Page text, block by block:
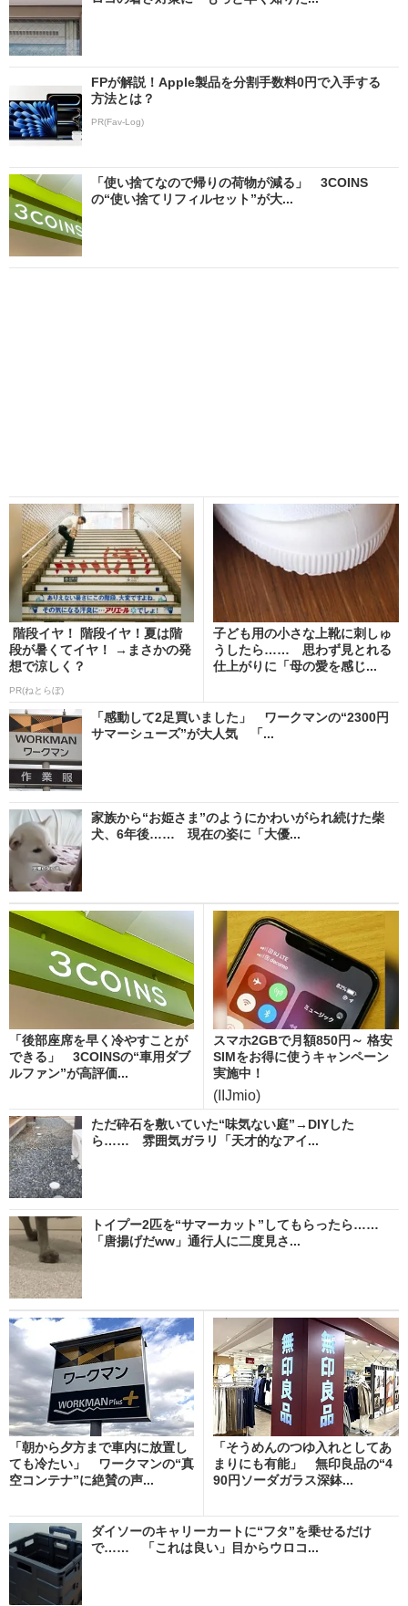
FPが解説！Apple製品を分割手数料0円で入手する
方法とは？
PR(Fav-Log)
「使い捨てなので帰りの荷物が減る」 3COINS
の“使い捨てリフィルセット”が大...
階段イヤ！ 階段イヤ！夏は階
段が暑くてイヤ！ →まさかの発
想で涼しく？
PR(ねとらぼ)
子ども用の小さな上靴に刺しゅ
うしたら…… 思わず見とれる
仕上がりに「母の愛を感じ...
「感動して2足買いました」 ワークマンの“2300円
サマーシューズ”が大人気 「...
家族から“お姫さま”のようにかわいがられ続けた柴
犬、6年後…… 現在の姿に「大優...
「後部座席を早く冷やすことが
できる」 3COINSの“車用ダブ
ルファン”が高評価...
スマホ2GBで月額850円～ 格安
SIMをお得に使うキャンペーン
実施中！
(IIJmio)
ただ砕石を敷いていた“味気ない庭”→DIYした
ら…… 雰囲気ガラリ「天才的なアイ...
トイプー2匹を“サマーカット”してもらったら……
「唐揚げだww」通行人に二度見さ...
「朝から夕方まで車内に放置し
ても冷たい」 ワークマンの“真
空コンテナ”に絶賛の声...
「そうめんのつゆ入れとしてあ
まりにも有能」 無印良品の“4
90円ソーダガラス深鉢...
ダイソーのキャリーカートに“フタ”を乗せるだけ
で…… 「これは良い」目からウロコ...